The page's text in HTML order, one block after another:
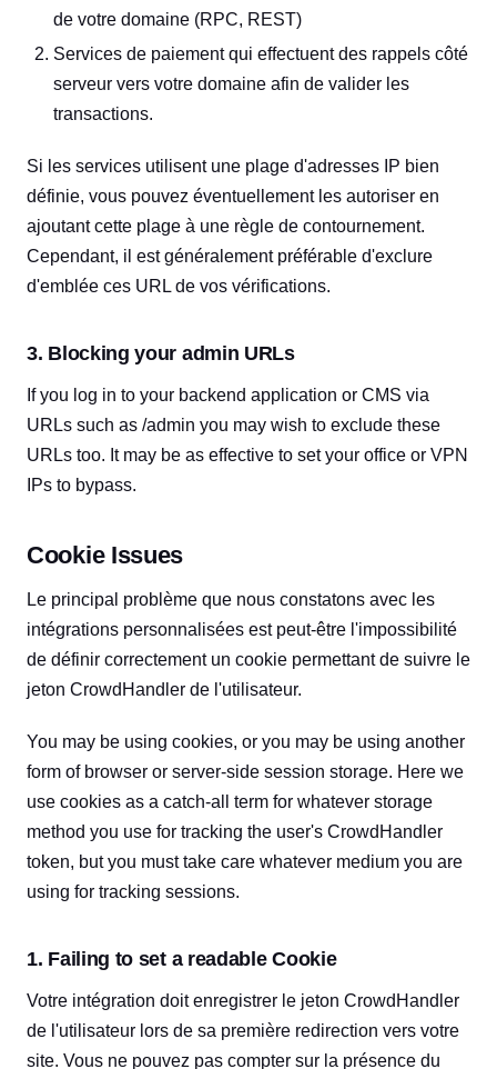
de votre domaine (RPC, REST)
Services de paiement qui effectuent des rappels côté
serveur vers votre domaine afin de valider les
transactions.
Si les services utilisent une plage d'adresses IP bien
définie, vous pouvez éventuellement les autoriser en
ajoutant cette plage à une règle de contournement.
Cependant, il est généralement préférable d'exclure
d'emblée ces URL de vos vérifications.
3. Blocking your admin URLs
If you log in to your backend application or CMS via
URLs such as /admin you may wish to exclude these
URLs too. It may be as effective to set your office or VPN
IPs to bypass.
Cookie Issues
Le principal problème que nous constatons avec les
intégrations personnalisées est peut-être l'impossibilité
de définir correctement un cookie permettant de suivre le
jeton CrowdHandler de l'utilisateur.
You may be using cookies, or you may be using another
form of browser or server-side session storage. Here we
use cookies as a catch-all term for whatever storage
method you use for tracking the user's CrowdHandler
token, but you must take care whatever medium you are
using for tracking sessions.
1. Failing to set a readable Cookie
Votre intégration doit enregistrer le jeton CrowdHandler
de l'utilisateur lors de sa première redirection vers votre
site. Vous ne pouvez pas compter sur la présence du